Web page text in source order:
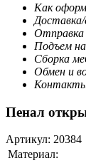
Как
Отправка
Подъем
Сборка
Обмен и
Пенал
Артикул: 20384
Материал: